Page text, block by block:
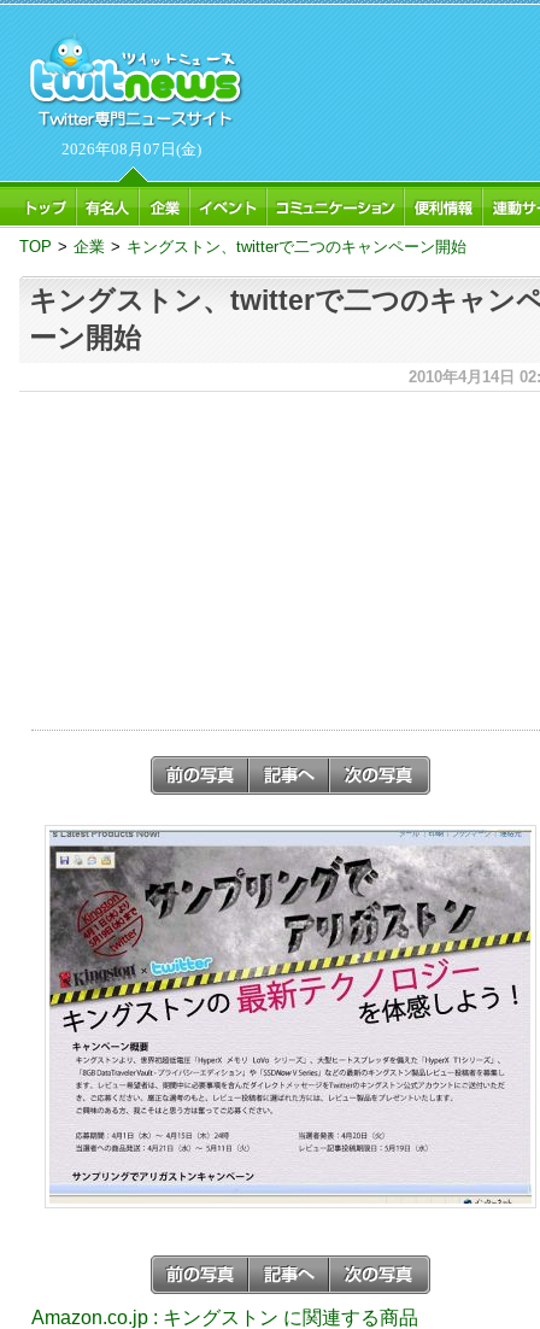
2026年08月07日(金)
TOP > 企業 > キングストン、twitterで二つのキャンペーン開始
キングストン、twitterで二つのキャン
ーン開始
2010年4月14日
Amazon.co.jp : キングストン に関連する商品